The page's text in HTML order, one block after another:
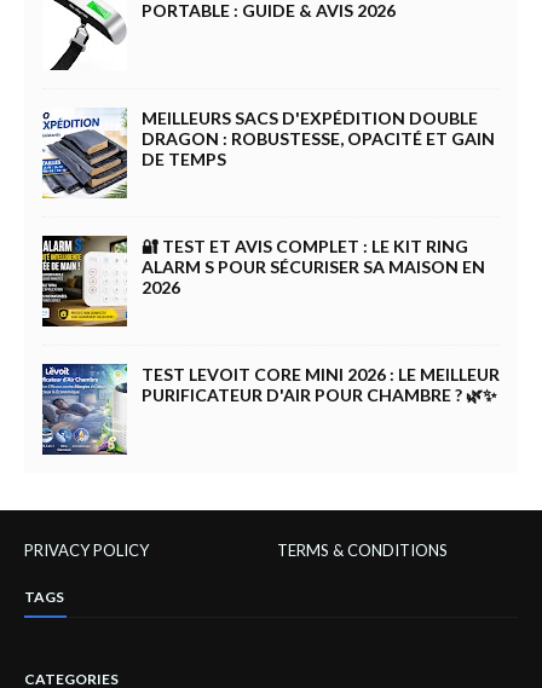
PORTABLE : GUIDE & AVIS 2026
MEILLEURS SACS D'EXPÉDITION DOUBLE
DRAGON : ROBUSTESSE, OPACITÉ ET GAIN
DE TEMPS
🔐 TEST ET AVIS COMPLET : LE KIT RING
ALARM S POUR SÉCURISER SA MAISON EN
2026
TEST LEVOIT CORE MINI 2026 : LE MEILLEUR
PURIFICATEUR D'AIR POUR CHAMBRE ? 🌿✨
PRIVACY POLICY TERMS & CONDITIONS
TAGS
CATEGORIES